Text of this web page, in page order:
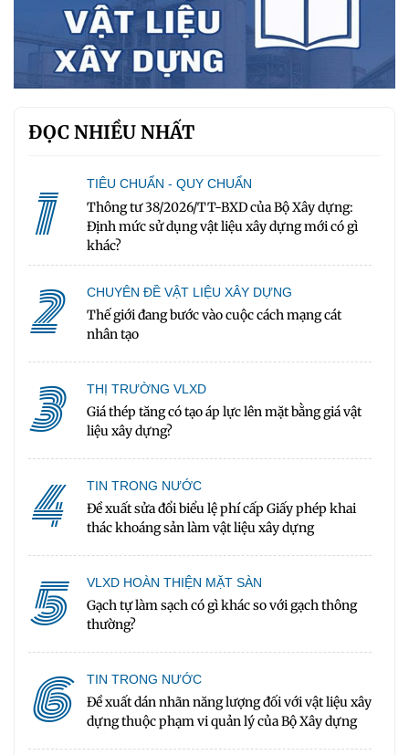
ĐỌC NHIỀU NHẤT
1 TIÊU CHUẨN - QUY CHUẨN
Thông tư 38/2026/TT-BXD của Bộ Xây dựng:
Định mức sử dụng vật liệu xây dựng mới có gì
khác?
2 CHUYÊN ĐỀ VẬT LIỆU XÂY DỰNG
Thế giới đang bước vào cuộc cách mạng cát
nhân tạo
3 THỊ TRƯỜNG VLXD
Giá thép tăng có tạo áp lực lên mặt bằng giá vật
liệu xây dựng?
4 TIN TRONG NƯỚC
Đề xuất sửa đổi biểu lệ phí cấp Giấy phép khai
thác khoáng sản làm vật liệu xây dựng
5 VLXD HOÀN THIỆN MẶT SÀN
Gạch tự làm sạch có gì khác so với gạch thông
thường?
6 TIN TRONG NƯỚC
Đề xuất dán nhãn năng lượng đối với vật liệu xây
dựng thuộc phạm vi quản lý của Bộ Xây dựng